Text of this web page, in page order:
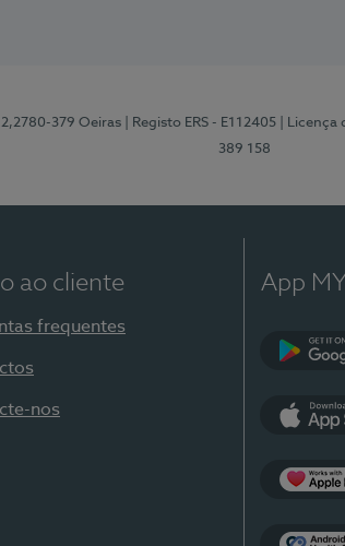
379 Oeiras | Registo ERS - E112405 |
389 158
ao cliente
frequentes
nos
App